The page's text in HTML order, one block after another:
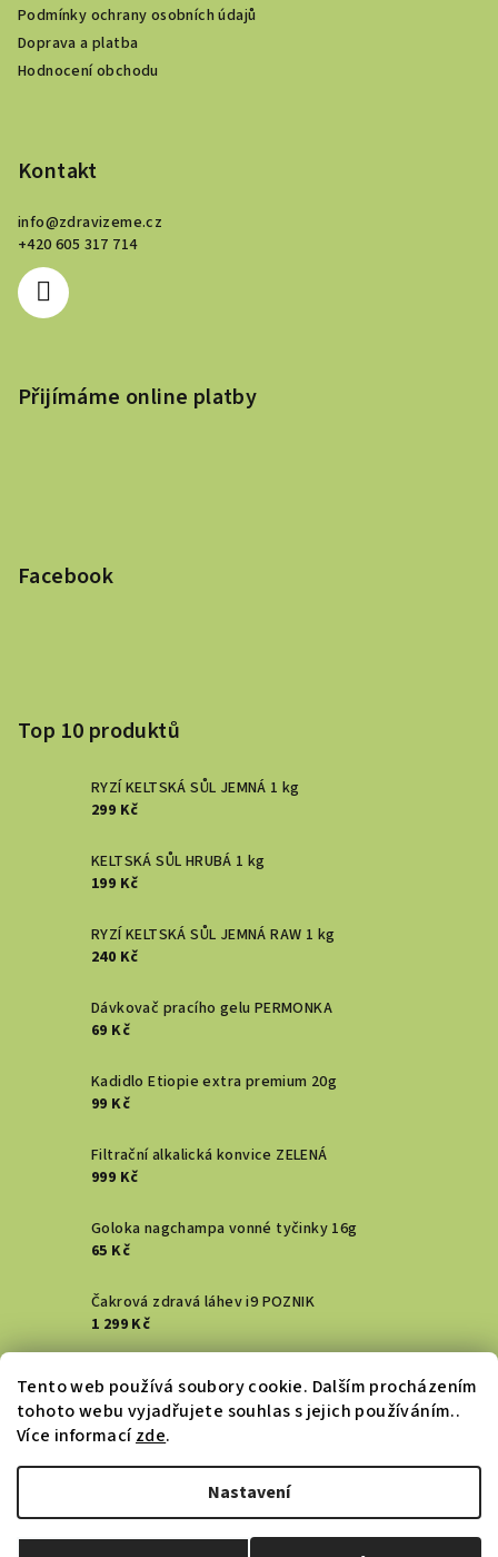
Tento web používá soubory cookie. Dalším procházením
tohoto webu vyjadřujete souhlas s jejich používáním..
Více informacízde.
Nastavení
Podmínky ochrany osobních údajů
Doprava a platba
Hodnocení obchodu
Kontakt
info@zdravizeme.cz
+420 605 317 714
Přijímáme online platby
Facebook
Top 10 produktů
RYZÍ KELTSKÁ SŮL JEMNÁ 1 kg
299 Kč
KELTSKÁ SŮL HRUBÁ 1 kg
199 Kč
RYZÍ KELTSKÁ SŮL JEMNÁ RAW 1 kg
240 Kč
Dávkovač pracího gelu PERMONKA
69 Kč
Kadidlo Etiopie extra premium 20g
99 Kč
Filtrační alkalická konvice ZELENÁ
999 Kč
Goloka nagchampa vonné tyčinky 16g
65 Kč
Čakrová zdravá láhev i9 POZNIK
1 299 Kč
Vykuřovací svazek - Šalvěj bílá
129 Kč
DENTAL ACTIV HŘEBÍČKOVÝ zubní gel
183 Kč
. Všechna práva vyhrazena.